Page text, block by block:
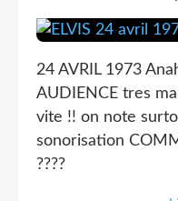
24 AVRIL 1973
AUDIENCE tres
vite !! on note
sonorisation
????